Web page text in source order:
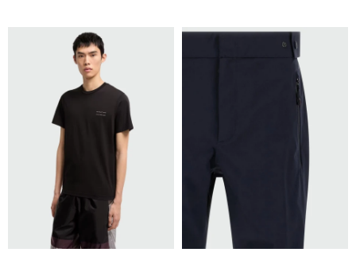
SELECCIONAR TALLE SELECCIONAR TALLE